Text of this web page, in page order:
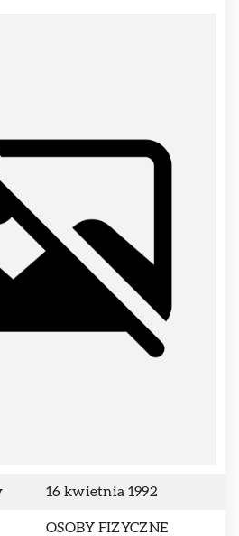
16 kwietnia 1992
OSOBY FIZYCZNE